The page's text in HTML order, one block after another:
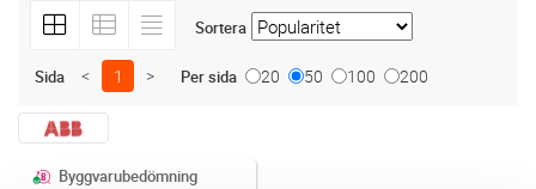
Sortera
Sida < 1 > Per sida 20 50 100 200
Byggvarubedömning